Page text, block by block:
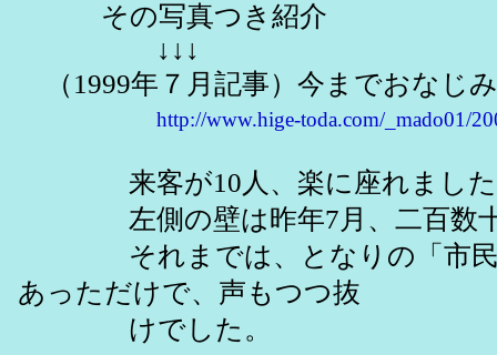
その写真つき紹介
↓↓↓
（1999年７月記事）今までおなじ
http://www.hige-toda.com/_mado01/
来客が10人、楽に座れました
左側の壁は昨年7月、二百数十
それまでは、となりの「市民ﾘﾍ
あっただけで、声もつつ抜
けでした。